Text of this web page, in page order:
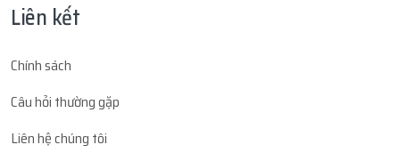
Liên kết
Chính sách
Câu hỏi thường gặp
Liên hệ chúng tôi